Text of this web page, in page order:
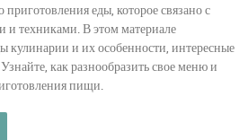
еды, которое связано с
техниками. В этом материале
кулинарии и их особенности, интересные
как разнообразить свое меню и
пищи.